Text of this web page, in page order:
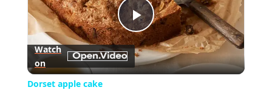
Play
Video
Watch
on
Dorset apple cake